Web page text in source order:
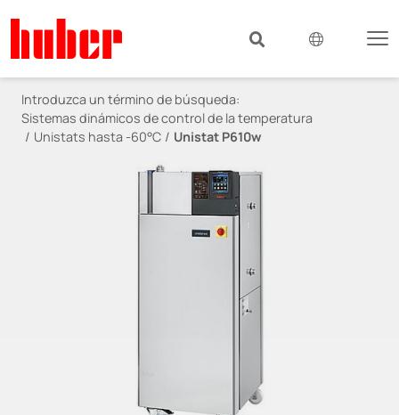
Introduzca un término de búsqueda:
Sistemas dinámicos de control de la temperatura
Unistats hasta -60°C
Unistat P610w